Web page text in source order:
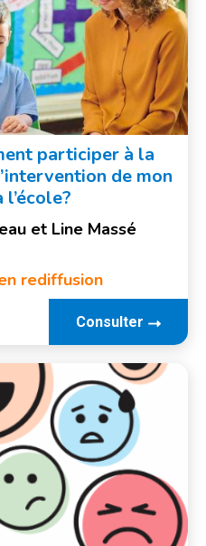
participer à la
de mon
et Line Massé
rediffusion
Consulter